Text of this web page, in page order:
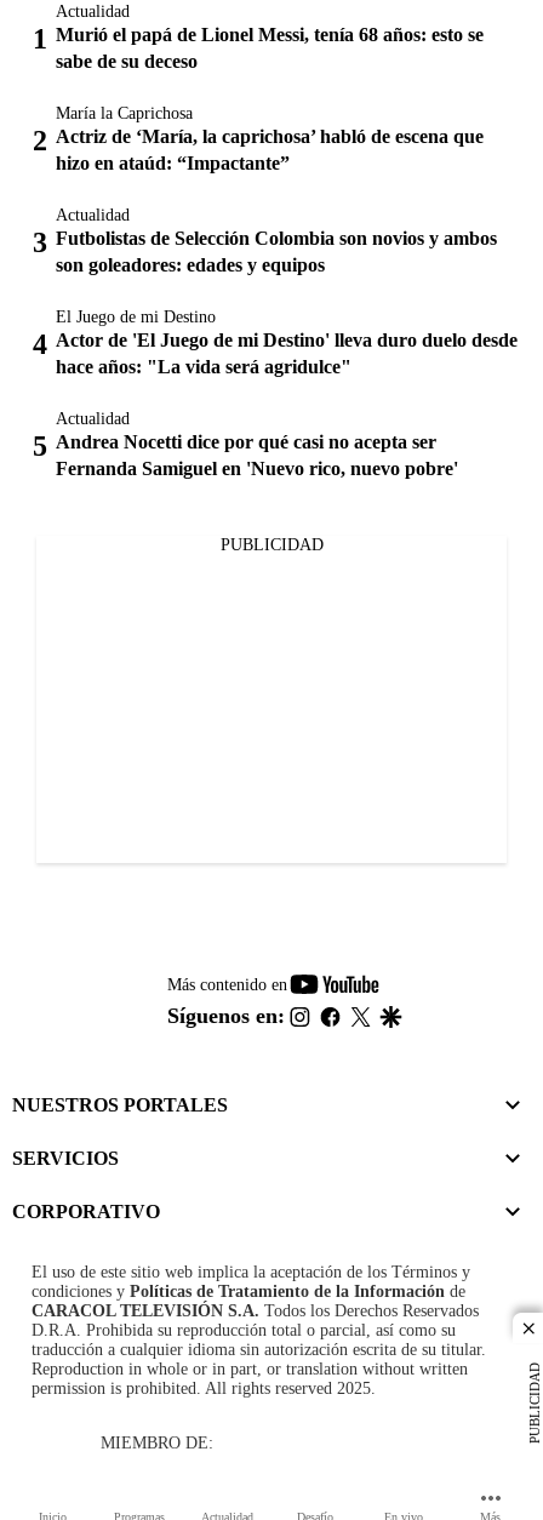
Inicio Programas Actualidad Desafío En vivo Más
PUBLICIDAD
Actualidad
Murió el papá de Lionel Messi, tenía 68 años: esto se
sabe de su deceso
María la Caprichosa
Actriz de ‘María, la caprichosa’ habló de escena que
hizo en ataúd: “Impactante”
Actualidad
Futbolistas de Selección Colombia son novios y ambos
son goleadores: edades y equipos
El Juego de mi Destino
Actor de 'El Juego de mi Destino' lleva duro duelo desde
hace años: "La vida será agridulce"
Actualidad
Andrea Nocetti dice por qué casi no acepta ser
Fernanda Samiguel en 'Nuevo rico, nuevo pobre'
PUBLICIDAD
Más contenido en
youtube-
footer
Síguenos en: instagram
facebook
twitter
NUESTROS PORTALES
SERVICIOS
CORPORATIVO
El uso de este sitio web implica la aceptación de los Términos y
condiciones y Políticas de Tratamiento de la Información de
CARACOL TELEVISIÓN S.A. Todos los Derechos Reservados
D.R.A. Prohibida su reproducción total o parcial, así como su
traducción a cualquier idioma sin autorización escrita de su titular.
Reproduction in whole or in part, or translation without written
permission is prohibited. All rights reserved 2025.
MIEMBRO DE: